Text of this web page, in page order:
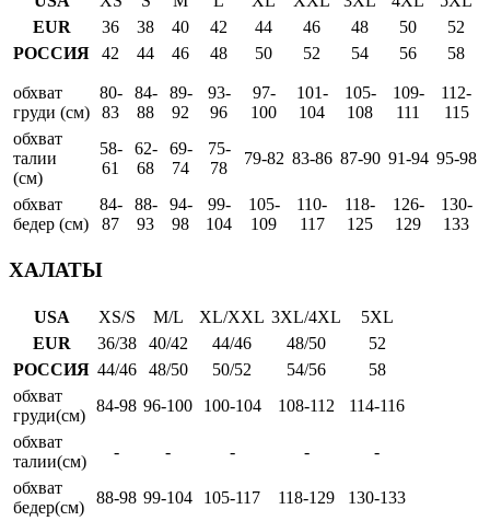
EUR
36 38 40 42 44 46 48 50
52
РОССИЯ
42 44 46 48 50 52 54 56 58
обхват
груди (см)
80-
83
84-
88
89-
92
93-
96
97-
100
101-
104
105-
108
109-
111
112-
115
обхват
талии
(см)
58-
61
62-
68
69-
74
75-
78
79-82 83-86 87-90 91-94 95-98
обхват
бедер (см)
84-
87
88-
93
94-
98
99-
104
105-
109
110-
117
118-
125
126-
129
130-
133
ХАЛАТЫ
USA XS/S M/L XL/XXL 3XL/4XL
5XL
EUR
36/38 40/42 44/46 48/50
52
РОССИЯ 44/46 48/50 50/52 54/56
58
обхват
груди(см)
84-98 96-100 100-104 108-112
114-116
обхват
талии(см)
- - - -
-
обхват
бедер(см)
88-98 99-104 105-117 118-129
130-133